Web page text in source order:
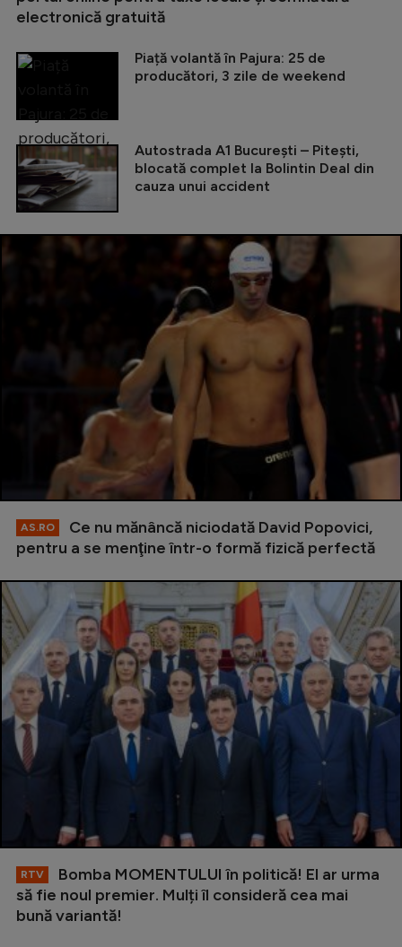
electronică gratuită
Piață volantă în Pajura: 25 de
producători, 3 zile de weekend
Autostrada A1 București – Pitești,
blocată complet la Bolintin Deal din
cauza unui accident
AS.RO
Ce nu mănâncă niciodată David Popovici,
pentru a se menţine într-o formă fizică perfectă
RTV
Bomba MOMENTULUI în politică! El ar urma
să fie noul premier. Mulți îl consideră cea mai
bună variantă!